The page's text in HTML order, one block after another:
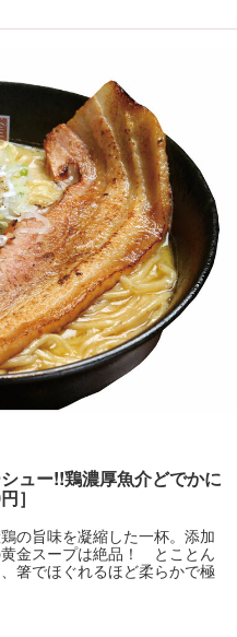
ュー!!鶏濃厚魚介どでかに
］
の旨味を凝縮した一杯。添加
金スープは絶品！ とことん
箸でほぐれるほど柔らかで極